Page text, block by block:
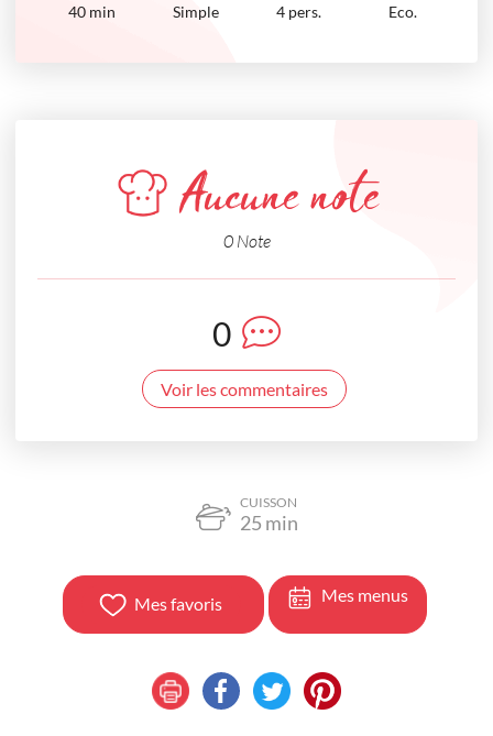
40 min Simple 4 pers. Eco.
Aucune note
0 Note
0
Voir les commentaires
CUISSON
25 min
Mes favoris Mes menus